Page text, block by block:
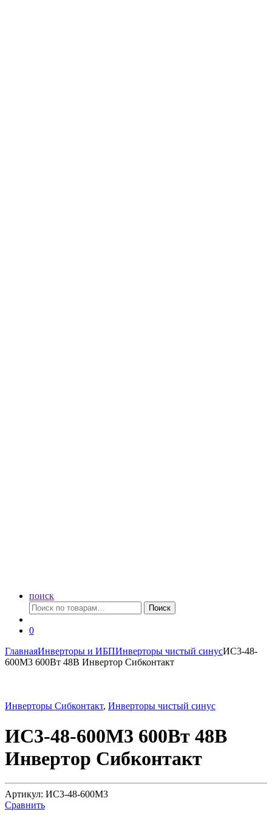
поиск
Искать:
Поиск
0
ГлавнаяИнверторы и ИБПИнверторы чистый синусИС3-48-
600М3 600Вт 48В Инвертор Сибконтакт
Инверторы Сибконтакт, Инверторы чистый синус
ИС3-48-600М3 600Вт 48В
Инвертор Сибконтакт
Артикул: ИС3-48-600М3
Сравнить